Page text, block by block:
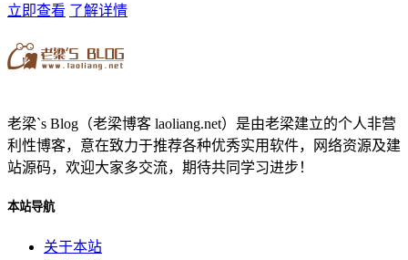
立即查看 了解详情
老梁`s Blog（老梁博客 laoliang.net）是由老梁建立的个人非营
利性博客，意在致力于推荐各种优秀实用软件，网络资源及建
站源码，欢迎大家多交流，期待共同学习进步！
本站导航
关于本站